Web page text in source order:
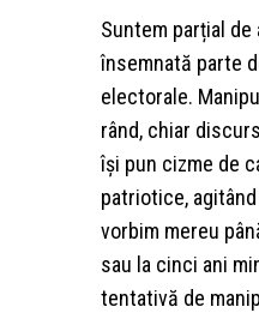
Suntem parțial
însemnată parte
electorale.
rând, chiar
își pun cizme de
patriotice,
vorbim mereu
sau la cinci ani
tentativă de